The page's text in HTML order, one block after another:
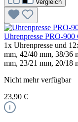
Vergleich
Uhrenpresse PRO-900
1x Uhrenpresse und
mm, 42/40 mm, 38/36
mm, 23/21 mm, 20/18
Nicht mehr verfügbar
23,90 €